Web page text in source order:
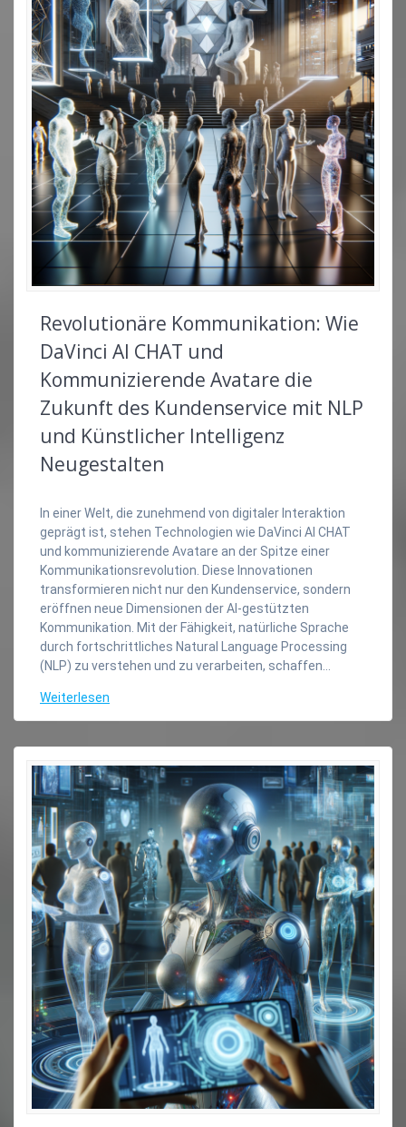
Revolutionäre Kommunikation: Wie
DaVinci AI CHAT und
Kommunizierende Avatare die
Zukunft des Kundenservice mit NLP
und Künstlicher Intelligenz
Neugestalten
In einer Welt, die zunehmend von digitaler Interaktion
geprägt ist, stehen Technologien wie DaVinci AI CHAT
und kommunizierende Avatare an der Spitze einer
Kommunikationsrevolution. Diese Innovationen
transformieren nicht nur den Kundenservice, sondern
eröffnen neue Dimensionen der AI-gestützten
Kommunikation. Mit der Fähigkeit, natürliche Sprache
durch fortschrittliches Natural Language Processing
(NLP) zu verstehen und zu verarbeiten, schaffen…
Weiterlesen